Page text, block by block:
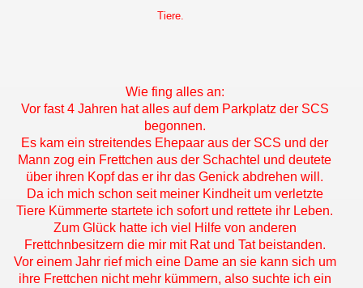
Tiere.
Wie fing alles an:
Vor fast 4 Jahren hat alles auf dem Parkplatz der SCS
begonnen.
Es kam ein streitendes Ehepaar aus der SCS und der
Mann zog ein Frettchen aus der Schachtel und deutete
über ihren Kopf das er ihr das Genick abdrehen will.
Da ich mich schon seit meiner Kindheit um verletzte
Tiere Kümmerte startete ich sofort und rettete ihr Leben.
Zum Glück hatte ich viel Hilfe von anderen
Frettchnbesitzern die mir mit Rat und Tat beistanden.
Vor einem Jahr rief mich eine Dame an sie kann sich um
ihre Frettchen nicht mehr kümmern, also suchte ich ein